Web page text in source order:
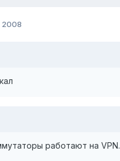
2008
работают на VPN.